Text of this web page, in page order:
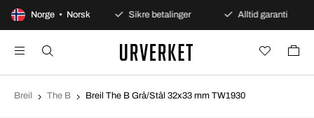
Norge • Norsk
dagers åpent kjøp Sikre betalinger Alltid garanti
Breil The B Breil The B Grå/Stål 32x33 mm TW1930